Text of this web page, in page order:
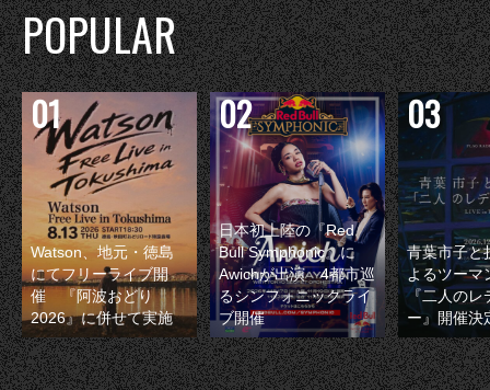
POPULAR
Watson、地元・徳島
にてフリーライブ開
催 『阿波おどり
2026』に併せて実施
日本初上陸の『Red
Bull Symphonic』に
Awichが出演 4都市巡
るシンフォニックライ
ブ開催
青葉市子と
よるツーマ
『二人のレ
ー』開催決